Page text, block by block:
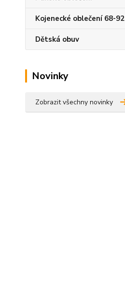
Kojenecké oblečení 68-92
Dětská obuv
Novinky
Zobrazit všechny novinky